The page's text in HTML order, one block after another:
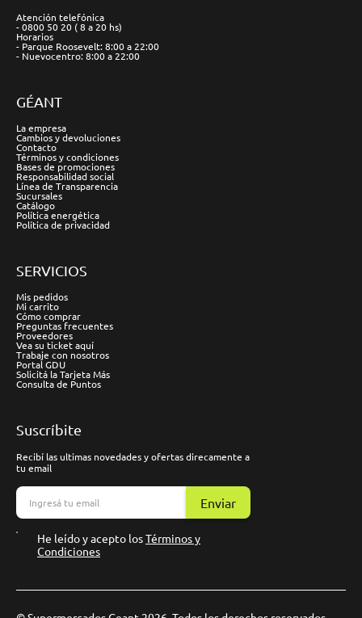
Atención telefónica
- 0800 50 20 ( 8 a 20 hs)
Horarios
- Parque Roosevelt: 8:00 a 22:00
- Nuevocentro: 8:00 a 22:00
GÉANT
La empresa
Cambios y devoluciones
Contacto
Términos y condiciones
Bases de promociones
Responsabilidad social
Línea de Transparencia
Sucursales
Catálogo
Política energética
Política de privacidad
SERVICIOS
Mis pedidos
Mi carrito
Cómo comprar
Preguntas frecuentes
Proveedores
Vea su ticket aquí
Trabaje con nosotros
Portal GDU
Solicitá la Tarjeta Más
Consulta de Puntos
Suscríbite
Recibí las ultimas novedades y ofertas direcamente a
tu email
Enviar
He leído y acepto losTérminos y
Condiciones